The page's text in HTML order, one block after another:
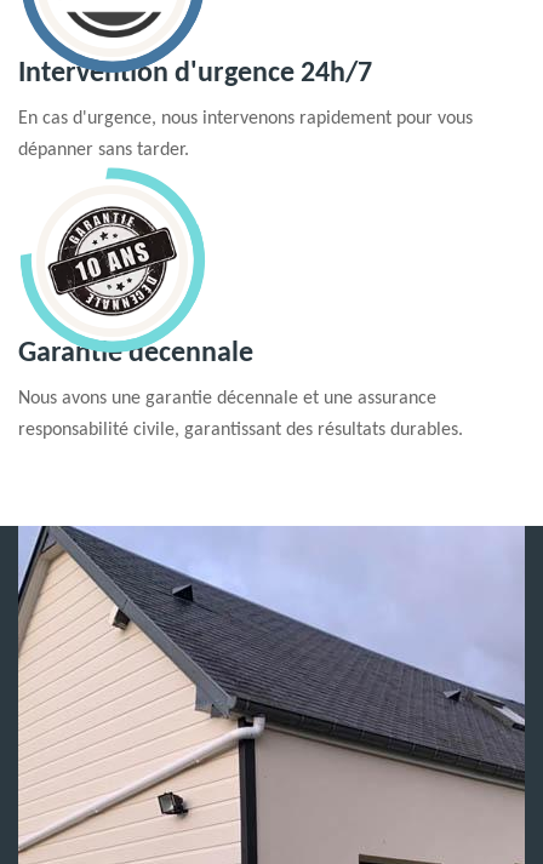
Intervention d'urgence 24h/7
En cas d'urgence, nous intervenons rapidement pour vous
dépanner sans tarder.
Garantie decennale
Nous avons une garantie décennale et une assurance
responsabilité civile, garantissant des résultats durables.